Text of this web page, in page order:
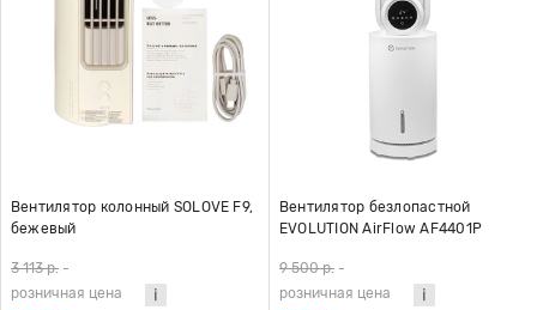
Вентилятор колонный SOLOVE F9,
бежевый
3 113 р. -
розничная цена
Вентилятор безлопастной
EVOLUTION AirFlow AF4401P
9 500 р. -
розничная цена